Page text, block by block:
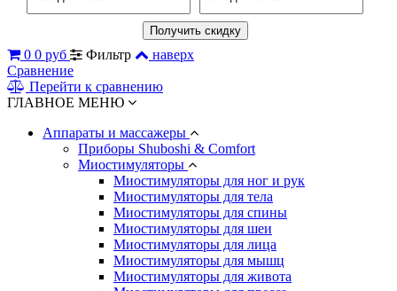
0 0 руб Фильтр
наверх
Сравнение
Перейти к сравнению
ГЛАВНОЕ МЕНЮ
Аппараты и массажеры
Приборы Shuboshi & Comfort
Миостимуляторы
Миостимуляторы для ног и рук
Миостимуляторы для тела
Миостимуляторы для спины
Миостимуляторы для шеи
Миостимуляторы для лица
Миостимуляторы для мышц
Миостимуляторы для живота